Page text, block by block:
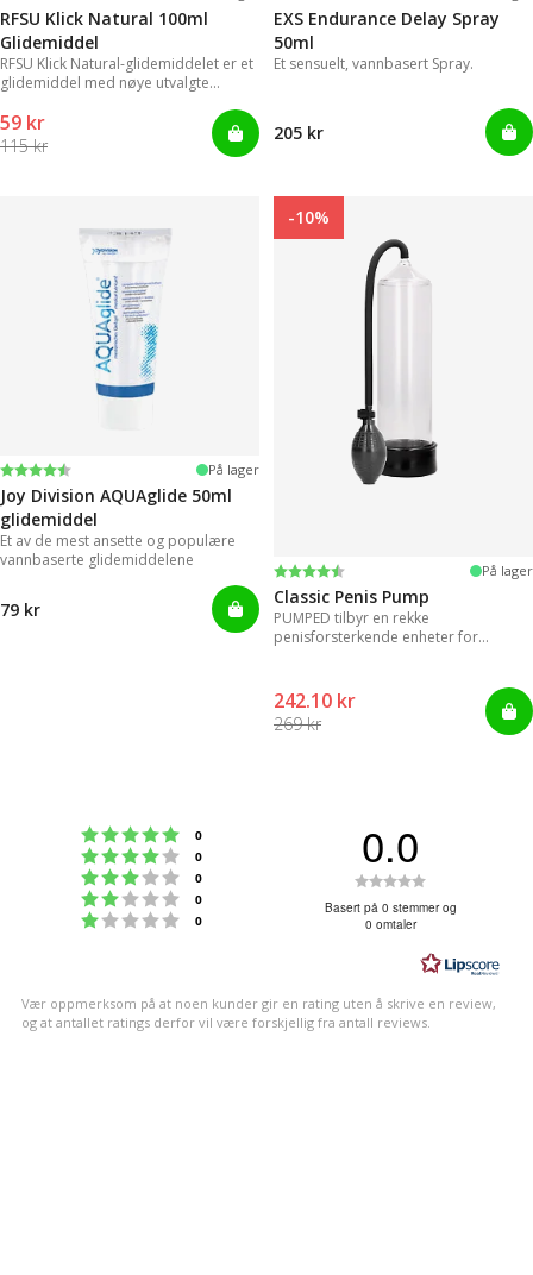
RFSU Klick Natural 100ml
Glidemiddel
RFSU Klick Natural-glidemiddelet er et
glidemiddel med nøye utvalgte
59 kr
115 kr
EXS Endurance Delay Spray
50ml
Et sensuelt, vannbasert Spray.
205 kr
Karakter:
4.2 av 5 mulige På lager
Joy Division AQUAglide 50ml
glidemiddel
Et av de mest ansette og populære
vannbaserte glidemiddelene
79 kr
-10%
Karakter:
4.3 av 5 mulige På lager
Classic Penis Pump
PUMPED tilbyr en rekke
penisforsterkende enheter for
242.10 kr
269 kr
Karakter: 5 av 5 mulige
0
Karakter: 4 av 5 mulige
0
Karakter: 3 av 5 mulige
0
Karakter: 2 av 5 mulige
0
Karakter: 1 av 5 mulige
0
0.0
0.0
5
mulige
Basert på 0 stemmer og
0 omtaler
Vær oppmerksom på at noen kunder gir en rating uten å skrive en review,
og at antallet ratings derfor vil være forskjellig fra antall reviews.